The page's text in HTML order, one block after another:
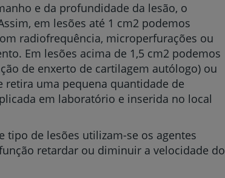
e da profundidade da lesão, o
em lesões até 1 cm2 podemos
radiofrequência, microperfurações ou
Em lesões acima de 1,5 cm2 podemos
de enxerto de cartilagem autólogo) ou
uma pequena quantidade de
em laboratório e inserida no local
de lesões utilizam-se os agentes
retardar ou diminuir a velocidade do